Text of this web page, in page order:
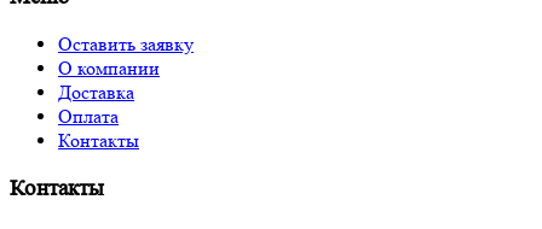
Оставить заявку
О компании
Доставка
Оплата
Контакты
Контакты